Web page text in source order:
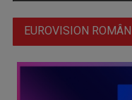
EUROVISION